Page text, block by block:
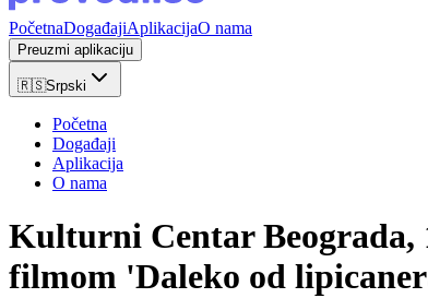
PočetnaDogađajiAplikacijaO nama
Preuzmi aplikaciju
🇷🇸Srpski
Početna
Događaji
Aplikacija
O nama
Kulturni Centar Beograda,
filmom 'Daleko od